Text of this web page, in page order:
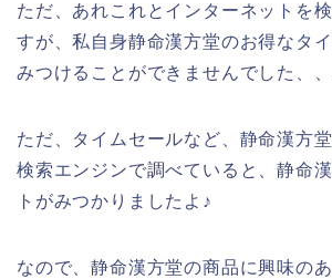
ただ、あれこれとインターネットを
すが、私自身静命漢方堂のお得なタ
みつけることができませんでした、、
ただ、タイムセールなど、静命漢方
検索エンジンで調べていると、静命
トがみつかりましたよ♪
なので、静命漢方堂の商品に興味の